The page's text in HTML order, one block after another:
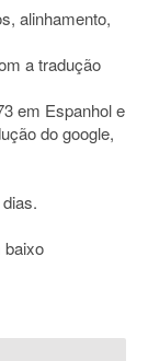
alinhamento,
a tradução
em Espanhol e
do google,
baixo